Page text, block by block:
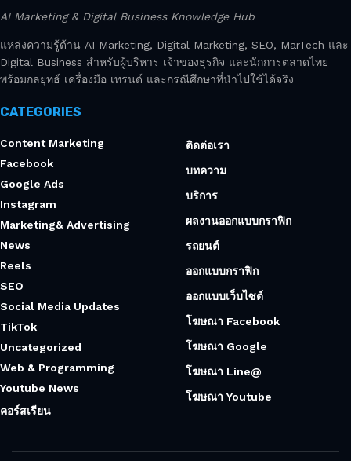
AI Marketing & Digital Business Knowledge Hub
แหล่งความรู้ด้าน AI Marketing, Digital Marketing, SEO, MarTech และ
Digital Business สำหรับผู้บริหาร เจ้าของธุรกิจ และนักการตลาดไทย
พร้อมกลยุทธ์ เครื่องมือ เทรนด์ และกรณีศึกษาที่นำไปใช้ได้จริง
CATEGORIES
Content Marketing
Facebook
Google Ads
Instagram
Marketing& Advertising
News
Reels
SEO
Social Media Updates
TikTok
Uncategorized
Web & Programming
Youtube News
คอร์สเรียน
ติดต่อเรา
บทความ
บริการ
ผลงานออกแบบกราฟิก
รถยนต์
ออกแบบกราฟิก
ออกแบบเว็บไซต์
โฆษณา Facebook
โฆษณา Google
โฆษณา Line@
โฆษณา Youtube